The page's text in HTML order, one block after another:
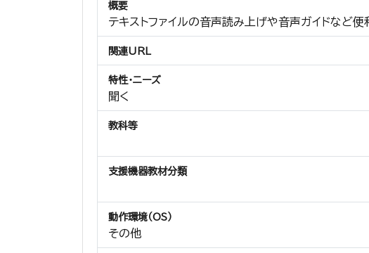
概要
テキストファイルの音声読み上げや音声ガイドなど
関連URL
特性・ニーズ
聞く
教科等
支援機器教材分類
動作環境（OS）
その他